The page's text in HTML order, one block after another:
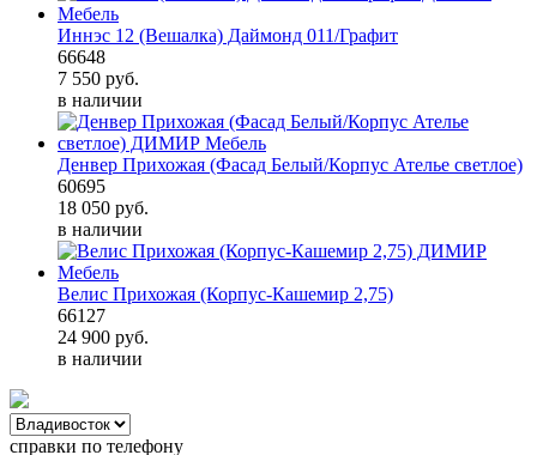
Иннэс 12 (Вешалка) Даймонд 011/Графит
66648
7 550 руб.
в наличии
Денвер Прихожая (Фасад Белый/Корпус Ателье светлое)
60695
18 050 руб.
в наличии
Велис Прихожая (Корпус-Кашемир 2,75)
66127
24 900 руб.
в наличии
справки по телефону